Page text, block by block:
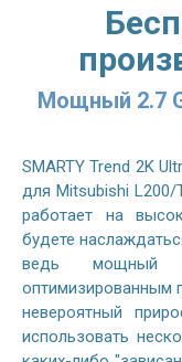
Мощный 2.7
SMARTY Trend 2K
для Mitsubishi L200/
работает на
будете
ведь мощный
оптимизированным
невероятный
использовать